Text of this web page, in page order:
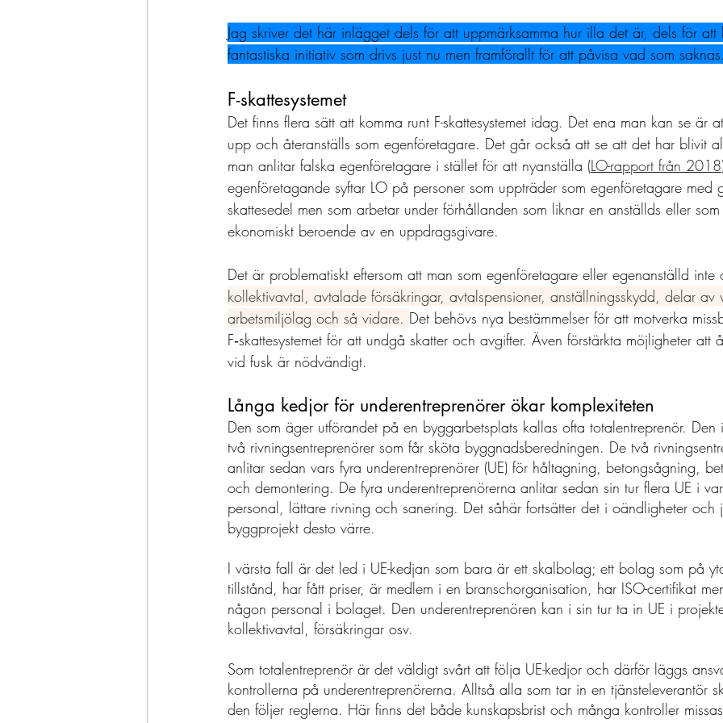
Jag skriver det här inlägget dels för att uppmärksamma hur illa det är, dels för
fantastiska initiativ som drivs just nu men framförallt för att påvisa vad som
F-skattesystemet
Det finns flera sätt att komma runt F-skattesystemet idag. Det ena man kan se är
upp och återanställs som egenföretagare. Det går också att se att det har blivit
man anlitar falska egenföretagare i stället för att nyanställa (LO-rapport från 2018
egenföretagande syftar LO på personer som uppträder som egenföretagare med
skattesedel men som arbetar under förhållanden som liknar en anställds eller
ekonomiskt beroende av en uppdragsgivare.
Det är problematiskt eftersom att man som egenföretagare eller egenanställd
kollektivavtal, avtalade försäkringar, avtalspensioner, anställningsskydd, delar
arbetsmiljölag och så vidare. Det behövs nya bestämmelser för att motverka
F‑skattesystemet för att undgå skatter och avgifter. Även förstärkta möjligheter att
vid fusk är nödvändigt.
Långa kedjor för underentreprenörer ökar komplexiteten
Den som äger utförandet på en byggarbetsplats kallas ofta totalentreprenör.
två rivningsentreprenörer som får sköta byggnadsberedningen. De två
anlitar sedan vars fyra underentreprenörer (UE) för håltagning, betongsågning,
och demontering. De fyra underentreprenörerna anlitar sedan sin tur flera UE i
personal, lättare rivning och sanering. Det såhär fortsätter det i oändligheter och
byggprojekt desto värre.
I värsta fall är det led i UE-kedjan som bara är ett skalbolag; ett bolag som på
tillstånd, har fått priser, är medlem i en branschorganisation, har ISO-certifikat
någon personal i bolaget. Den underentreprenören kan i sin tur ta in UE i
kollektivavtal, försäkringar osv.
Som totalentreprenör är det väldigt svårt att följa UE-kedjor och därför läggs
kontrollerna på underentreprenörerna. Alltså alla som tar in en tjänsteleverantör
den följer reglerna. Här finns det både kunskapsbrist och många kontroller